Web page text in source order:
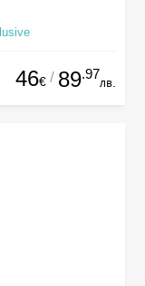
46€ / 89.97
лв.